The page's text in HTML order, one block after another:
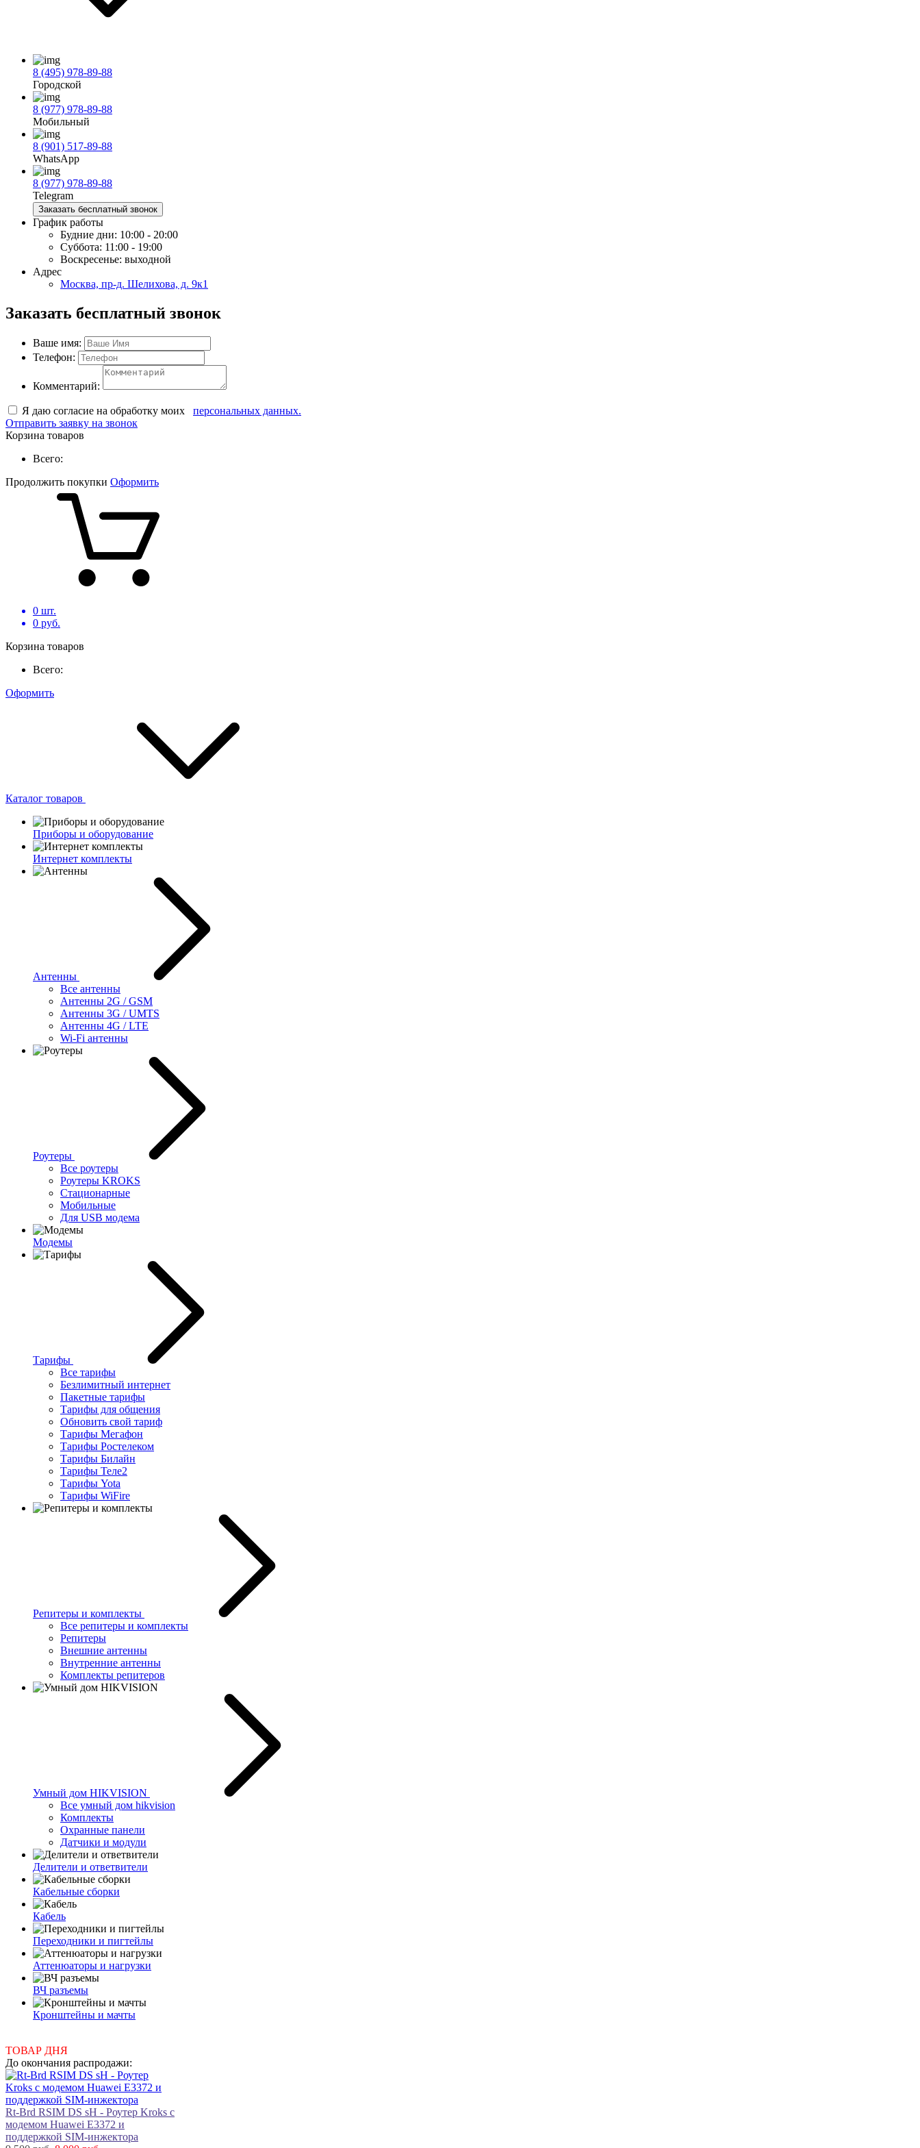
8 (495) 978-89-88
Городской
8 (977) 978-89-88
Мобильный
8 (901) 517-89-88
WhatsApp
8 (977) 978-89-88
Telegram
Заказать бесплатный звонок
График работы
Будние дни: 10:00 - 20:00
Суббота: 11:00 - 19:00
Воскресенье: выходной
Адрес
Москва, пр-д. Шелихова, д. 9к1
Заказать бесплатный звонок
Ваше имя:
Телефон:
Комментарий:
Я даю согласие на обработку моих
персональных данных.
Отправить заявку на звонок
Корзина товаров
Всего:
Продолжить покупки Оформить
0 шт.
0 руб.
Корзина товаров
Всего:
Оформить
Каталог товаров
Приборы и оборудование
Интернет комплекты
Антенны
Все антенны
Антенны 2G / GSM
Антенны 3G / UMTS
Антенны 4G / LTE
Wi-Fi антенны
Роутеры
Все роутеры
Роутеры KROKS
Стационарные
Мобильные
Для USB модема
Модемы
Тарифы
Все тарифы
Безлимитный интернет
Пакетные тарифы
Тарифы для общения
Обновить свой тариф
Тарифы Мегафон
Тарифы Ростелеком
Тарифы Билайн
Тарифы Теле2
Тарифы Yota
Тарифы WiFire
Репитеры и комплекты
Все репитеры и комплекты
Репитеры
Внешние антенны
Внутренние антенны
Комплекты репитеров
Умный дом HIKVISION
Все умный дом hikvision
Комплекты
Охранные панели
Датчики и модули
Делители и ответвители
Кабельные сборки
Кабель
Переходники и пигтейлы
Аттенюаторы и нагрузки
ВЧ разъемы
Кронштейны и мачты
ТОВАР ДНЯ
До окончания распродажи:
Rt-Brd RSIM DS sH - Роутер Kroks с
модемом Huawei E3372 и
поддержкой SIM-инжектора